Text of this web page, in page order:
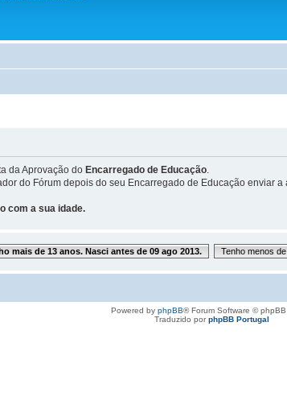
da Aprovação do Encarregado de Educação
do Fórum depois do seu Encarregado de Educação enviar
com a sua idade.
mais de 13 anos. Nasci antes de 09 ago 2013. Tenho menos
Powered by phpBB® Forum Software © phpBB
Traduzido porphpBB Portugal